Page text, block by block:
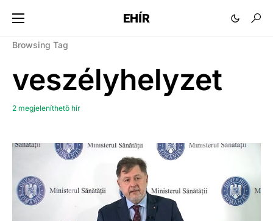
EHÍR
Browsing Tag
veszélyhelyzet
2 megjeleníthető hír